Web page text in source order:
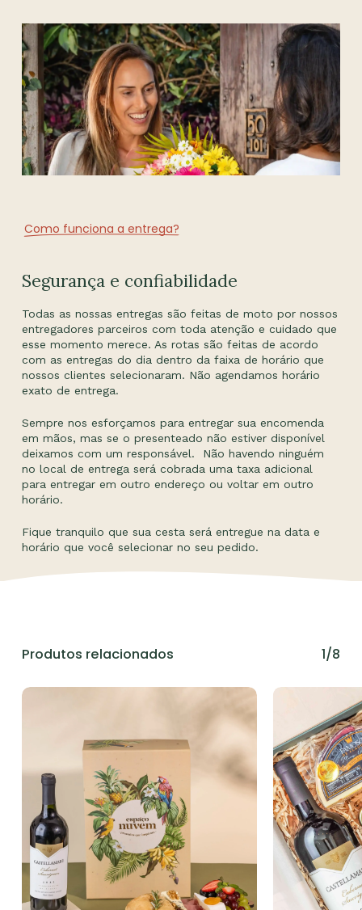
Como funciona a entrega?
Segurança e confiabilidade
Todas as nossas entregas são feitas de moto por nossos
entregadores parceiros com toda atenção e cuidado que
esse momento merece. As rotas são feitas de acordo
com as entregas do dia dentro da faixa de horário que
nossos clientes selecionaram. Não agendamos horário
exato de entrega.
Sempre nos esforçamos para entregar sua encomenda
em mãos, mas se o presenteado não estiver disponível
deixamos com um responsável. Não havendo ninguém
no local de entrega será cobrada uma taxa adicional
para entregar em outro endereço ou voltar em outro
horário.
Fique tranquilo que sua cesta será entregue na data e
horário que você selecionar no seu pedido.
Produtos relacionados 1/8